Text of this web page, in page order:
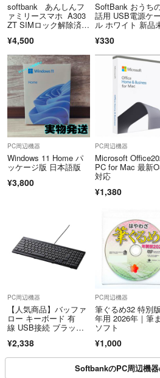
softbank あんしんフ
ァミリースマホ A303
ZT SIMロック解除済SI
¥4,500
SoftBank おうち
話用 USB電源ケ
ル ホワイト 新品
¥330
PC周辺機器
Windows 11 Home パ
ッケージ版 日本語版
¥3,800
PC周辺機器
Microsoft
PC for Mac 最新
対応
¥1,380
PC周辺機器
【人気商品】バッファ
ロー キーボード 有
線 USB接続 ブラッ
¥2,338
PC周辺機器
筆ぐるめ32 特別
年用 2026年｜筆
ソフト
¥1,000
SoftbankのPC周辺機